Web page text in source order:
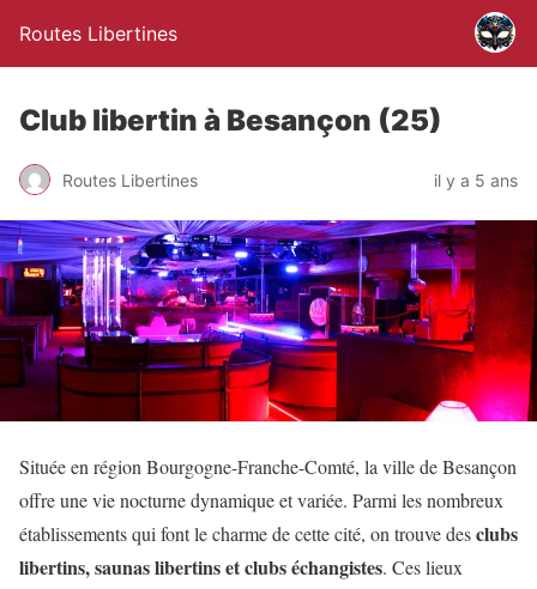
Routes Libertines
Club libertin à Besançon (25)
Routes Libertines il y a 5 ans
Située en région Bourgogne-Franche-Comté, la ville de Besançon
offre une vie nocturne dynamique et variée. Parmi les nombreux
établissements qui font le charme de cette cité, on trouve desclubs
libertins, saunas libertins et clubs échangistes. Ces lieux